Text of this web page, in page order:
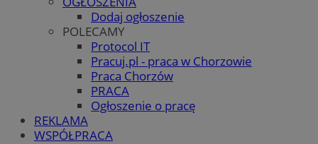
Dodaj ogłoszenie
POLECAMY
Protocol IT
Pracuj.pl - praca w Chorzowie
Praca Chorzów
PRACA
Ogłoszenie o pracę
REKLAMA
WSPÓŁPRACA